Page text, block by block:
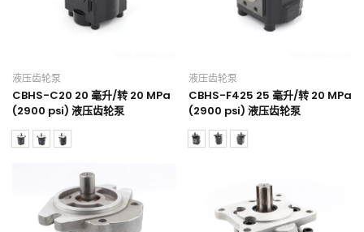
液压齿轮泵
CBHS-C20 20 毫升/转 20 MPa
(2900 psi) 液压齿轮泵
液压齿轮泵
CBHS-F425 25 毫升/转 20 MPa
(2900 psi) 液压齿轮泵